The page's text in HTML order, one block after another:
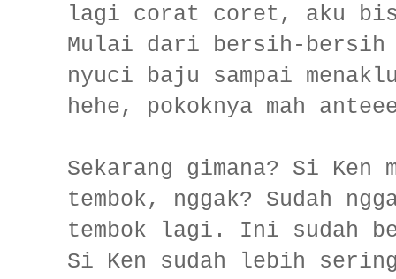
lagi corat coret, aku
Mulai dari bersih-bersih
nyuci baju sampai
hehe, pokoknya mah
Sekarang gimana? Si
tembok, nggak? Sudah
tembok lagi. Ini sudah
Si Ken sudah lebih sering